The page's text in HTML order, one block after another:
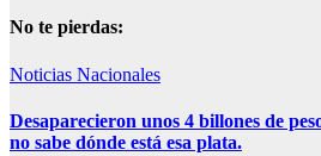
No te pierdas:
Noticias Nacionales
Desaparecieron unos 4 billones de
no sabe dónde está esa plata.